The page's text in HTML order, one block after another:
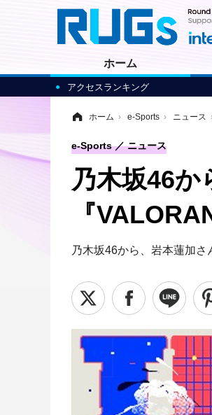
ホーム
アクセスランキング
ホーム › e-Sports › ニュース
乃木坂46か
『
乃木坂46から、岩本蓮加
e-Sports ニュース